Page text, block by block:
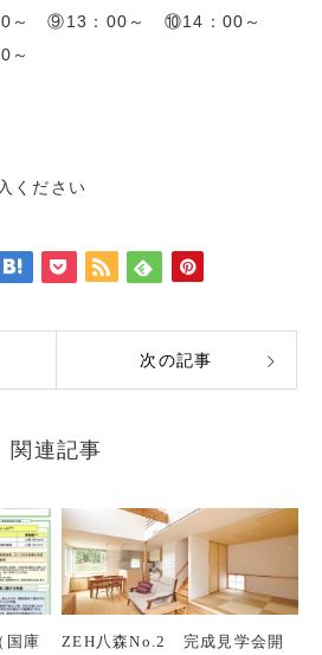
～ ⑨13：00～ ⑩14：00～
～
ください
次の記事
関連記事
国庫
ZEH八森No.2 完成見学会開